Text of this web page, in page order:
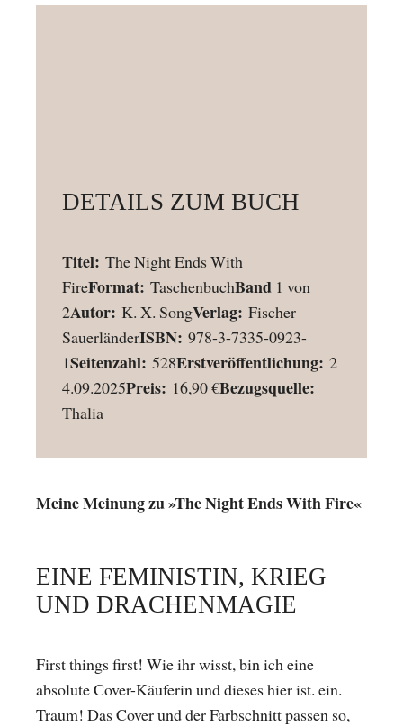
DETAILS ZUM BUCH
Titel: The Night Ends With
FireFormat: TaschenbuchBand 1 von
2Autor: K. X. SongVerlag: Fischer
SauerländerISBN: 978-3-7335-0923-
1Seitenzahl: 528Erstveröffentlichung: 2
4.09.2025Preis: 16,90 €Bezugsquelle:
Thalia
Meine Meinung zu »The Night Ends With Fire«
EINE FEMINISTIN, KRIEG
UND DRACHENMAGIE
First things first! Wie ihr wisst, bin ich eine
absolute Cover-Käuferin und dieses hier ist. ein.
Traum! Das Cover und der Farbschnitt passen so,